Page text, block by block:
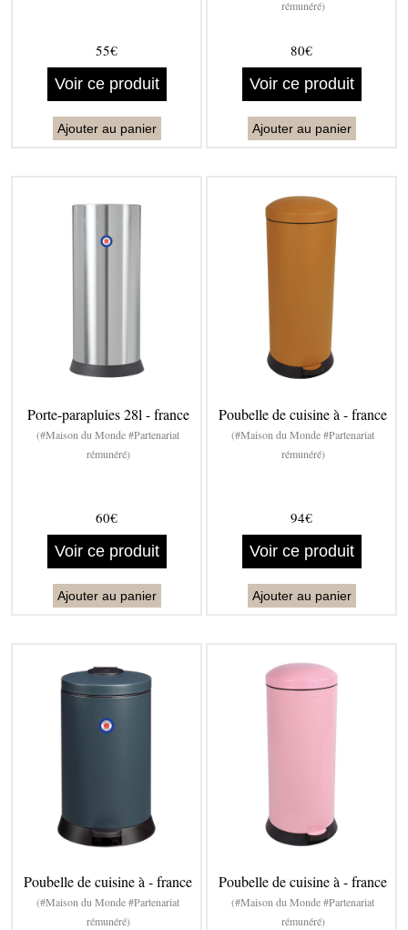
55€
Voir ce produit
Ajouter au panier
rémunéré)
80€
Voir ce produit
Ajouter au panier
Porte-parapluies 28l - france
(#Maison du Monde #Partenariat
rémunéré)
60€
Voir ce produit
Ajouter au panier
Poubelle de cuisine à - france
(#Maison du Monde #Partenariat
rémunéré)
94€
Voir ce produit
Ajouter au panier
Poubelle de cuisine à - france
(#Maison du Monde #Partenariat
rémunéré)
Poubelle de cuisine à - france
(#Maison du Monde #Partenariat
rémunéré)